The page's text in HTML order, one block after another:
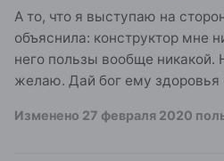
А то, что я выступаю на
объяснила: конструктор мне
него пользы вообще никакой.
желаю. Дай бог ему здоровья
Изменено 27 февраля 2020